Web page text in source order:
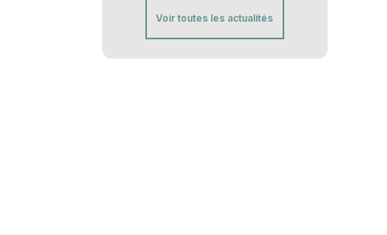
Voir toutes les actualités